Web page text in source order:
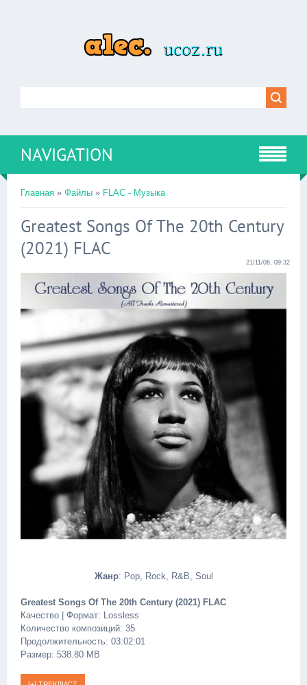
NAVIGATION
Главная » Файлы » FLAC - Музыка
Greatest Songs Of The 20th Century
(2021) FLAC
21/11/06, 09:32
Жанр: Pop, Rock, R&B, Soul
Greatest Songs Of The 20th Century (2021) FLAC
Качество | Формат: Lossless
Количество композиций: 35
Продолжительность: 03:02:01
Размер: 538.80 MB